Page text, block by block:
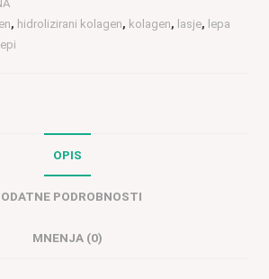
, hidrolizirani kolagen, kolagen, lasje, lepa
OPIS
PODROBNOSTI
MNENJA (0)